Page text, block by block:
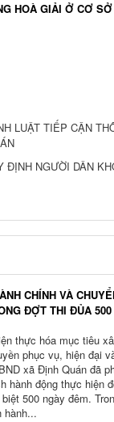
HOÀ GIẢI Ở CƠ
LUẬT TIẾP CẬN
ĐỊNH NGƯỜI DÂN
CHÍNH VÀ
ĐỢT THI ĐỦA 500
thực hóa mục tiêu
phục vụ, hiện đại
xã Định Quán đã
hành động thực hiện
500 ngày đêm.
hành...